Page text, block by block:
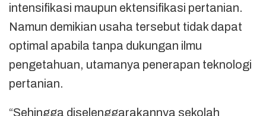
intensifikasi maupun ektensifikasi pertanian.
Namun demikian usaha tersebut tidak dapat
optimal apabila tanpa dukungan ilmu
pengetahuan, utamanya penerapan teknologi
pertanian.
“Sehingga diselenggarakannya sekolah